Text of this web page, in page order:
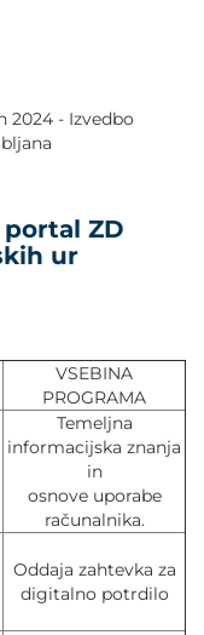
2024 - Izvedbo
ZD
ur
VSEBINA
PROGRAMA
Temeljna
informacijska znanja
in
osnove uporabe
računalnika.
Oddaja zahtevka za
digitalno potrdilo